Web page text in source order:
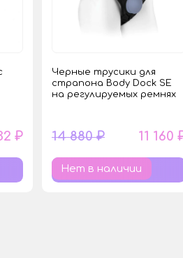
₽
Черные трусики для
страпона Body Dock SE
на регулируемых ремнях
14 880 ₽ 11 160
Нет в наличии